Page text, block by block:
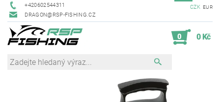
+420602544311
DRAGON@RSP-FISHING.CZ
CZK EUR
0 0 Kč